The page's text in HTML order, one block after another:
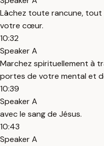
Lâchez toute rancune,
votre cœur.
10:32
Speaker A
Marchez spirituellement à
portes de votre mental et
10:39
Speaker A
avec le sang de Jésus.
10:43
Speaker A